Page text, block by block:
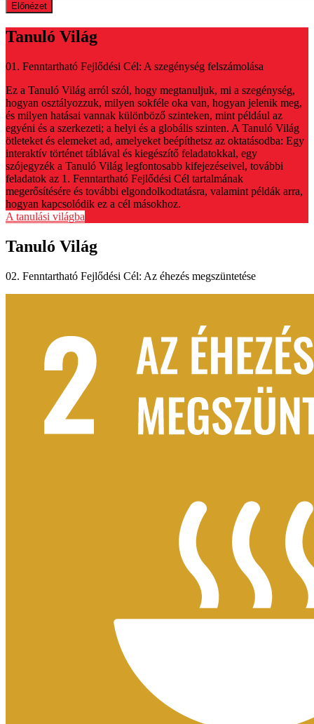
Előnézet
Tanuló Világ
01. Fenntartható Fejlődési Cél: A szegénység felszámolása
Ez a Tanuló Világ arról szól, hogy megtanuljuk, mi a szegénység,
hogyan osztályozzuk, milyen sokféle oka van, hogyan jelenik meg,
és milyen hatásai vannak különböző szinteken, mint például az
egyéni és a szerkezeti; a helyi és a globális szinten. A Tanuló Világ
ötleteket és elemeket ad, amelyeket beépíthetsz az oktatásodba: Egy
interaktív történet táblával és kiegészítő feladatokkal, egy
szójegyzék a Tanuló Világ legfontosabb kifejezéseivel, további
feladatok az 1. Fenntartható Fejlődési Cél tartalmának
megerősítésére és további elgondolkodtatásra, valamint példák arra,
hogyan kapcsolódik ez a cél másokhoz.
A tanulási világba
Tanuló Világ
02. Fenntartható Fejlődési Cél: Az éhezés megszüntetése